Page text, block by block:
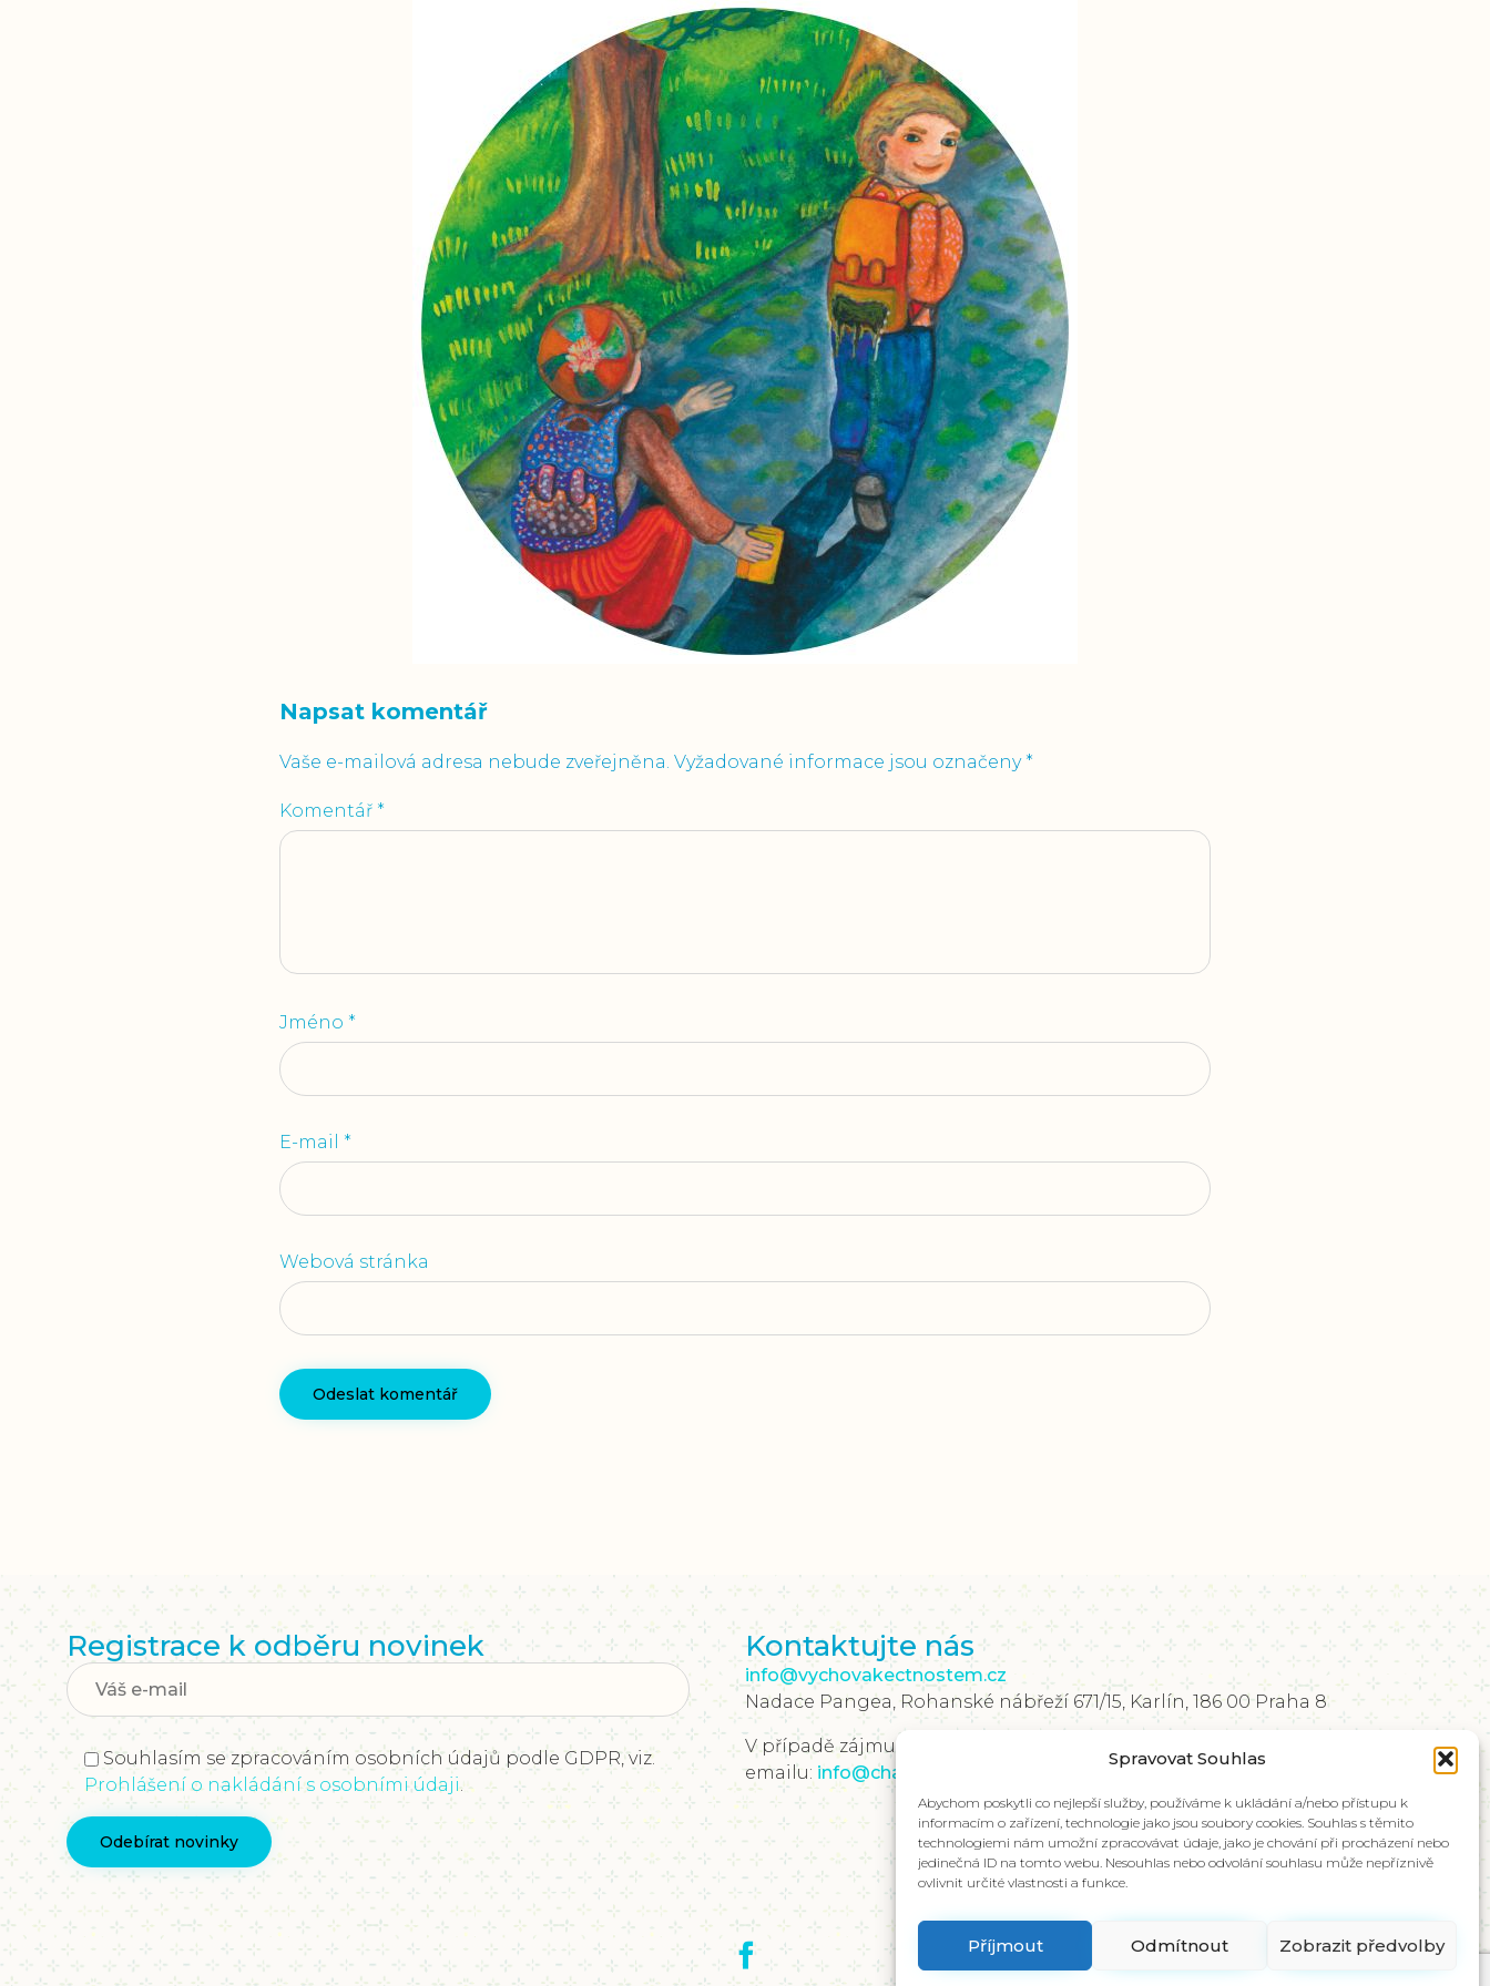
Spravovat Souhlas
Abychom poskytli co nejlepší služby, používáme k ukládání a/nebo přístupu k
informacím o zařízení, technologie jako jsou soubory cookies. Souhlas s těmito
technologiemi nám umožní zpracovávat údaje, jako je chování při procházení nebo
jedinečná ID na tomto webu. Nesouhlas nebo odvolání souhlasu může nepříznivě
ovlivnit určité vlastnosti a funkce.
Příjmout Odmítnout Zobrazit předvolby
Napsat komentář
Vaše e-mailová adresa nebude zveřejněna. Vyžadované informace jsou označeny *
Komentář *
Jméno *
E-mail *
Webová stránka
Registrace k odběru novinek
Souhlasím se zpracováním osobních údajů podle GDPR, viz.
Prohlášení o nakládání s osobními údaji.
Kontaktujte nás
info@vychovakectnostem.cz
Nadace Pangea, Rohanské nábřeží 671/15, Karlín, 186 00 Praha 8
V případě zájmu o materiály ve slovenštině, kontaktujte kolegy na
emailu: info@charakter.sk
Položit dotaz